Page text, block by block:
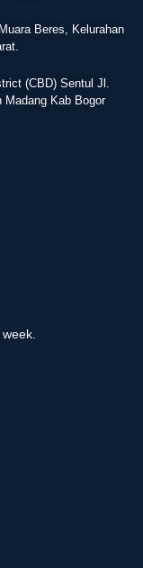
Beres, Kelurahan
(CBD) Sentul Jl.
Kab Bogor